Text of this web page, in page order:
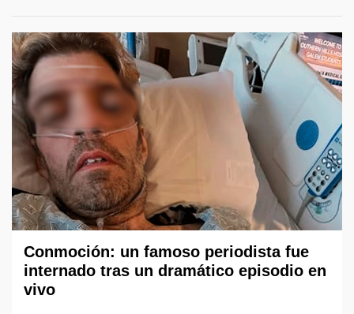
Conmoción: un famoso periodista fue
internado tras un dramático episodio en
vivo